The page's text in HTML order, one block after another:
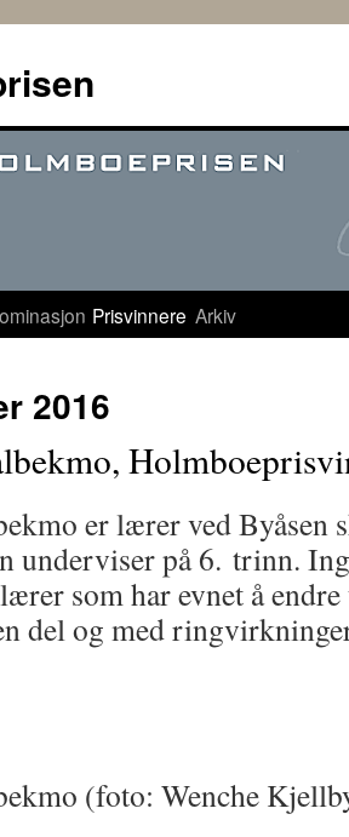
Prisvinnere Arkiv
2016
er lærer ved Byåsen
underviser på 6. trinn.
som har evnet å
del og med
(foto: Wenche